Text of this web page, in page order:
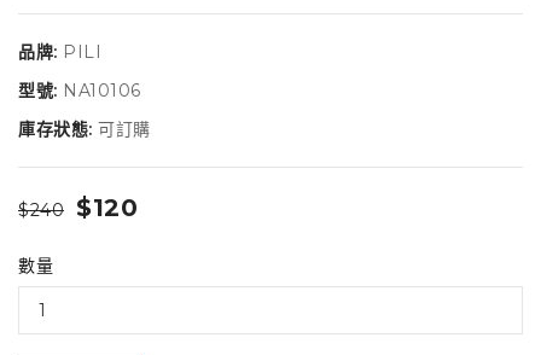
品牌: PILI
型號: NA10106
庫存狀態: 可訂購
$240 $120
數量